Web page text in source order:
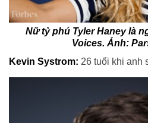
Nữ tỷ phú Tyler Haney là
Voices. Ảnh:
Kevin Systrom: 26 tuổi khi anh